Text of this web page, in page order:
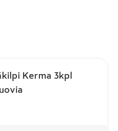
Kerma 3kpl